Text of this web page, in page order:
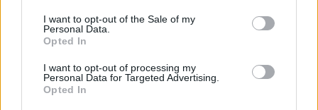
I want to opt-out of the Sale of my
Personal Data.
Opted In
I want to opt-out of processing my
Personal Data for Targeted Advertising.
Opted In
μακρόχρονη καριέρα της. Σύμφωνα
με το βιβλίο των Ρεκόρ Γκίνες, η
Turner πούλησε τα περισσότερα
εισιτήρια σε συναυλίες από